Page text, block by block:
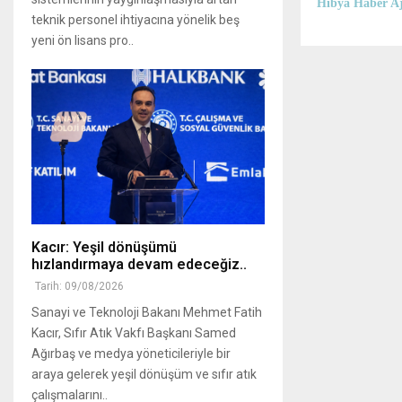
Hibya Haber
teknik personel ihtiyacına yönelik beş
yeni ön lisans pro..
Kacır: Yeşil dönüşümü
hızlandırmaya devam edeceğiz..
Tarih: 09/08/2026
Sanayi ve Teknoloji Bakanı Mehmet Fatih
Kacır, Sıfır Atık Vakfı Başkanı Samed
Ağırbaş ve medya yöneticileriyle bir
araya gelerek yeşil dönüşüm ve sıfır atık
çalışmalarını..